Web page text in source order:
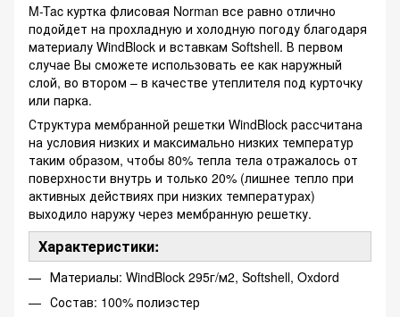
M-Tac куртка флисовая Norman все равно отлично
подойдет на прохладную и холодную погоду благодаря
материалу WindBlock и вставкам Softshell. В первом
случае Вы сможете использовать ее как наружный
слой, во втором – в качестве утеплителя под курточку
или парка.
Структура мембранной решетки WindBlock рассчитана
на условия низких и максимально низких температур
таким образом, чтобы 80% тепла тела отражалось от
поверхности внутрь и только 20% (лишнее тепло при
активных действиях при низких температурах)
выходило наружу через мембранную решетку.
Характеристики:
Материалы: WindBlock 295г/м2, Softshell, Oxdord
Состав: 100% полиэстер